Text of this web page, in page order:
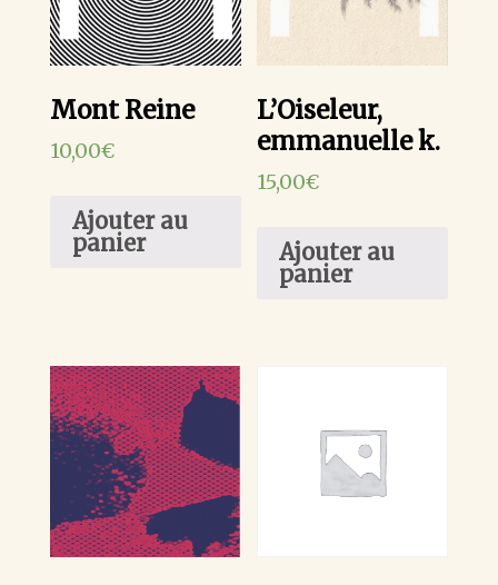
Mont Reine
10,00€
Ajouter au
panier
L’Oiseleur,
emmanuelle k.
15,00€
Ajouter au
panier